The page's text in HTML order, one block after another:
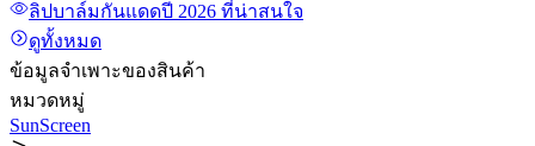
ลิปบาล์มกันแดดปี 2026 ที่น่าสนใจ
ดูทั้งหมด
ข้อมูลจำเพาะของสินค้า
หมวดหมู่
SunScreen